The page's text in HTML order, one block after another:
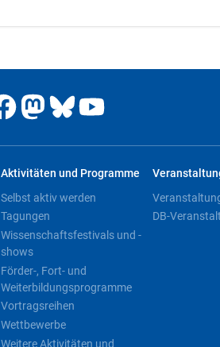
Aktivitäten und Programme
Selbst aktiv werden
Tagungen
Wissenschaftsfestivals und -
shows
Förder-, Fort- und
Weiterbildungsprogramme
Vortragsreihen
Wettbewerbe
Weitere Aktivitäten und
DB-